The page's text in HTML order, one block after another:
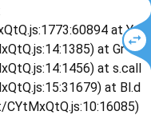
at Ys
at Gr
at s.call
at Bl.d